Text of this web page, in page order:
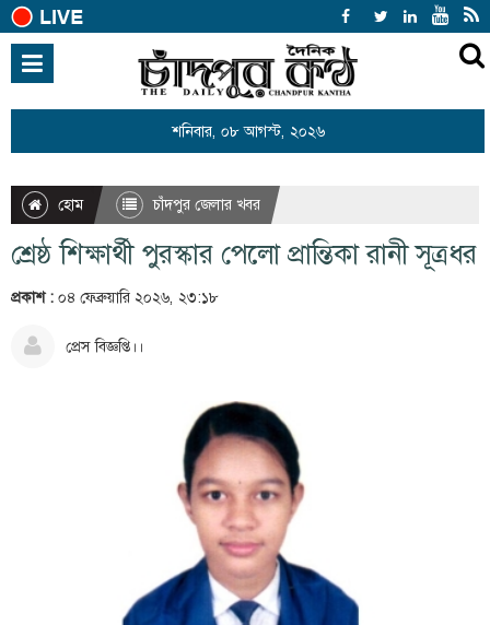
শনিবার, ০৮ আগস্ট, ২০২৬
হোম
জাতীয়
আন্তর্জাতিক
রাজনীতি
খেলাধুলা
শিক্ষা
হোম চাঁদপুর জেলার খবর
শ্রেষ্ঠ শিক্ষার্থী পুরস্কার পেলো প্রান্তিকা রানী সূত্রধর
প্রকাশ : ০৪ ফেব্রুয়ারি ২০২৬, ২৩:১৮
প্রেস বিজ্ঞপ্তি।।